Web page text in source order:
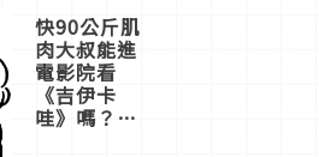
快90公斤肌
肉大叔能進
電影院看
《吉伊卡
哇》嗎？日